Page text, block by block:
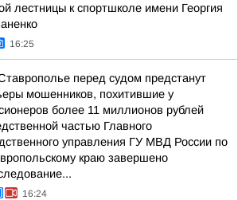
лестницы к спортшколе имени Георгия
16:25
перед судом предстанут
мошенников, похитившие у
более 11 миллионов рублей
частью Главного
управления ГУ МВД России по
краю завершено
16:24